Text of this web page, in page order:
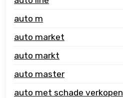
auto m
auto market
auto markt
auto master
auto met schade verkopen